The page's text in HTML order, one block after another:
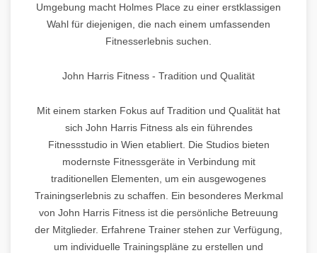
Umgebung macht Holmes Place zu einer erstklassigen
Wahl für diejenigen, die nach einem umfassenden
Fitnesserlebnis suchen.
John Harris Fitness - Tradition und Qualität
Mit einem starken Fokus auf Tradition und Qualität hat
sich John Harris Fitness als ein führendes
Fitnessstudio in Wien etabliert. Die Studios bieten
modernste Fitnessgeräte in Verbindung mit
traditionellen Elementen, um ein ausgewogenes
Trainingserlebnis zu schaffen. Ein besonderes Merkmal
von John Harris Fitness ist die persönliche Betreuung
der Mitglieder. Erfahrene Trainer stehen zur Verfügung,
um individuelle Trainingspläne zu erstellen und